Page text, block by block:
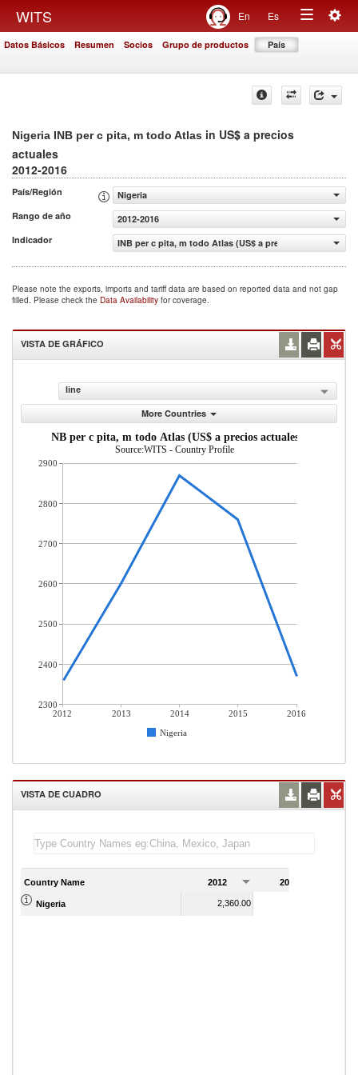
WITS En Es
Toggle
Datos Básicos Resumen Socios Grupo de productos País
Nigeria INB per c pita, m todo Atlas in US$ a precios
actuales
2012-2016
País/Región
Nigeria
Rango de año
2012-2016
Indicador
INB per c pita, m todo Atlas (US$ a precios actuales)
Please note the exports, imports and tariff data are based on reported data and not gap
filled. Please check the Data Availability for coverage.
VISTA DE GRÁFICO
line
More Countries
INB per c pita, m todo Atlas (US$ a precios actuales)
Source:WITS - Country Profile
2012 2013 2014 2015
2016
Nigeria
2900
2800
2700
2600
2500
2400
2300
VISTA DE CUADRO
Country Name 2012 2013
Nigeria 2,360.00